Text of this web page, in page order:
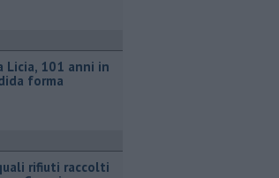
Licia, 101 anni in
forma
rifiuti raccolti